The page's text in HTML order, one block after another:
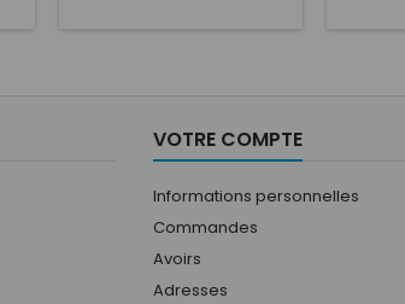
pour plus de résistance et
de rigidité, le Fullrace T
conçu pour être...
VOTRE COMPTE
Informations personnelles
Commandes
Avoirs
Adresses